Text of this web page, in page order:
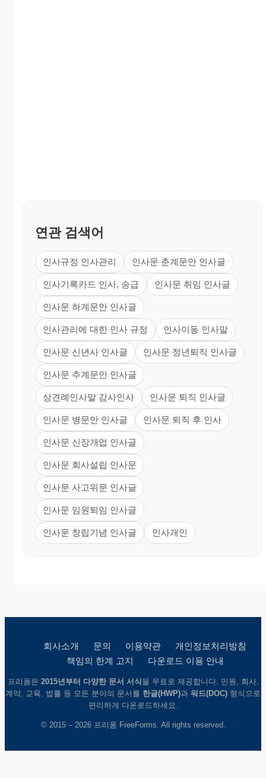
연관 검색어
인사규정 인사관리 인사문 춘계문안 인사글
인사기록카드 인사, 승급 인사문 취임 인사글
인사문 하계문안 인사글
인사관리에 대한 인사 규정 인사이동 인사말
인사문 신년사 인사글 인사문 정년퇴직 인사글
인사문 추계문안 인사글
상견례인사말 감사인사 인사문 퇴직 인사글
인사문 병문안 인사글 인사문 퇴직 후 인사
인사문 신장개업 인사글
인사문 회사설립 인사문
인사문 사고위문 인사글
인사문 임원퇴임 인사글
인사문 창립기념 인사글 인사개인
회사소개 문의 이용약관
개인정보처리방침
책임의 한계 고지
다운로드 이용 안내
프리폼은 2015년부터 다양한 문서 서식 을 무료로 제공합니다. 민원, 회사,
계약, 교육, 법률 등 모든 분야의 문서를 한글(HWP)과 워드(DOC) 형식으로
편리하게 다운로드하세요.
© 2015 – 2026 프리폼 FreeForms. All rights reserved.